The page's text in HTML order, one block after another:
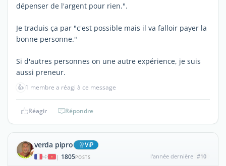
dépenser de l'argent pour rien.".
Je traduis ça par "c'est possible mais il va falloir payer la
bonne personne."
Si d'autres personnes on une autre expérience, je suis
aussi preneur.
👍 1 membre a réagi à ce message
Réagir Répondre
verda pipro ViP
| 1805POSTS l'année dernière #10